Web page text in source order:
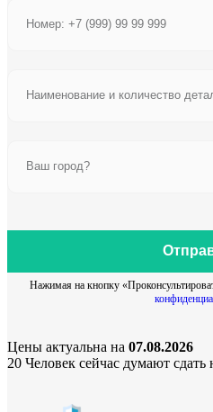
Нажимая на кнопку
Цены актуальна на 07.08.2026
20 Человек сейчас думают сдать